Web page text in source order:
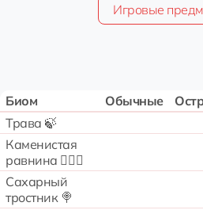
Игровые
Биом Обычные
Трава 🍃
Каменистая
равнина 🧗🏻‍♂️
Сахарный
тростник 🍭